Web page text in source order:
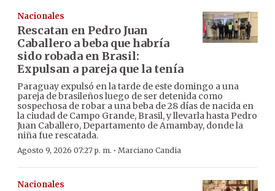
Nacionales
Rescatan en Pedro Juan
Caballero a beba que habría
sido robada en Brasil:
Expulsan a pareja que la tenía
Paraguay expulsó en la tarde de este domingo a una
pareja de brasileños luego de ser detenida como
sospechosa de robar a una beba de 28 días de nacida en
la ciudad de Campo Grande, Brasil, y llevarla hasta Pedro
Juan Caballero, Departamento de Amambay, donde la
niña fue rescatada.
Agosto 9, 2026 07:27 p. m. · Marciano Candia
Nacionales